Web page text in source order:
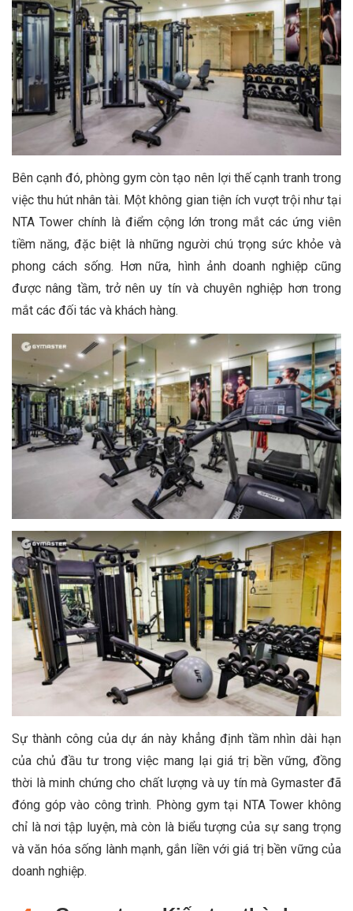
Bên cạnh đó, phòng gym còn tạo nên lợi thế cạnh tranh trong
việc thu hút nhân tài. Một không gian tiện ích vượt trội như tại
NTA Tower chính là điểm cộng lớn trong mắt các ứng viên
tiềm năng, đặc biệt là những người chú trọng sức khỏe và
phong cách sống. Hơn nữa, hình ảnh doanh nghiệp cũng
được nâng tầm, trở nên uy tín và chuyên nghiệp hơn trong
mắt các đối tác và khách hàng.
Sự thành công của dự án này khẳng định tầm nhìn dài hạn
của chủ đầu tư trong việc mang lại giá trị bền vững, đồng
thời là minh chứng cho chất lượng và uy tín mà Gymaster đã
đóng góp vào công trình. Phòng gym tại NTA Tower không
chỉ là nơi tập luyện, mà còn là biểu tượng của sự sang trọng
và văn hóa sống lành mạnh, gắn liền với giá trị bền vững của
doanh nghiệp.